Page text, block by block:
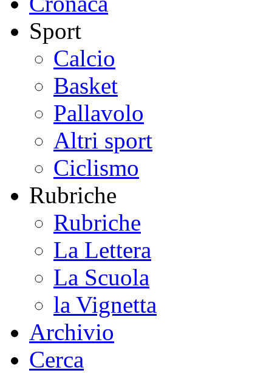
Sport
Calcio
Basket
Pallavolo
Altri sport
Ciclismo
Rubriche
Rubriche
La Lettera
La Scuola
la Vignetta
Archivio
Cerca